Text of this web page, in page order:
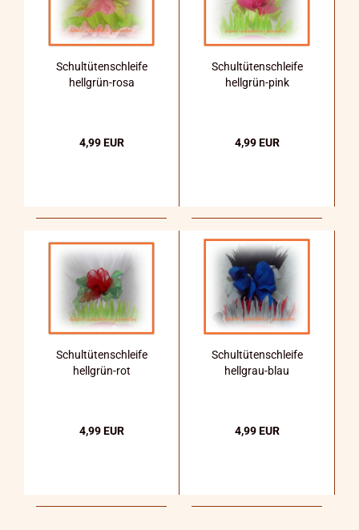
Schultütenschleife
hellgrün-rosa
4,99 EUR
Schultütenschleife
hellgrün-pink
4,99 EUR
Schultütenschleife
hellgrün-rot
4,99 EUR
Schultütenschleife
hellgrau-blau
4,99 EUR